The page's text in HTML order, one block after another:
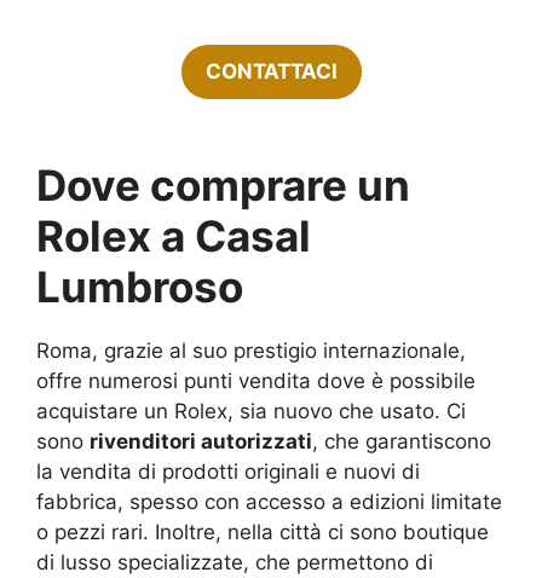
CONTATTACI
Dove comprare un
Rolex a Casal
Lumbroso
Roma, grazie al suo prestigio internazionale,
offre numerosi punti vendita dove è possibile
acquistare un Rolex, sia nuovo che usato. Ci
sono rivenditori autorizzati, che garantiscono
la vendita di prodotti originali e nuovi di
fabbrica, spesso con accesso a edizioni limitate
o pezzi rari. Inoltre, nella città ci sono boutique
di lusso specializzate, che permettono di